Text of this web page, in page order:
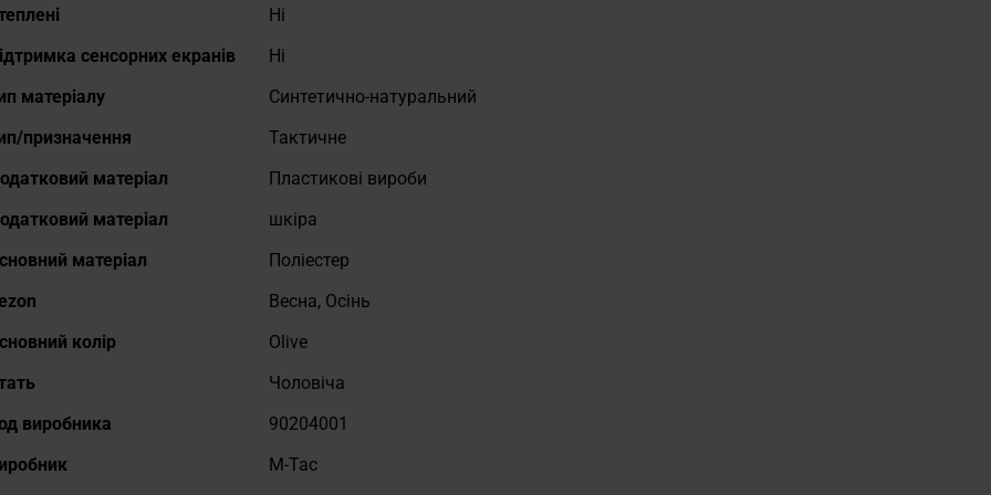
Ні
сенсорних екранів
Ні
матеріалу
Синтетично-натуральний
призначення
Тактичне
матеріал
Пластикові вироби
матеріал
шкіра
матеріал
Поліестер
Весна, Осінь
колір
Olive
Чоловіча
виробника
90204001
M-Tac